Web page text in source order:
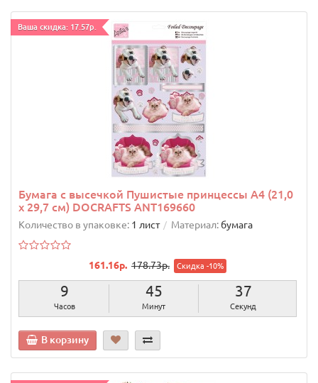
Ваша скидка: 17.57р.
Бумага с высечкой Пушистые принцессы А4 (21,0
х 29,7 см) DOCRAFTS ANT169660
Количество в упаковке: 1 лист Материал: бумага
161.16р. 178.73р. Скидка -10%
9
Часов
45
Минут
36
Секунд
В корзину